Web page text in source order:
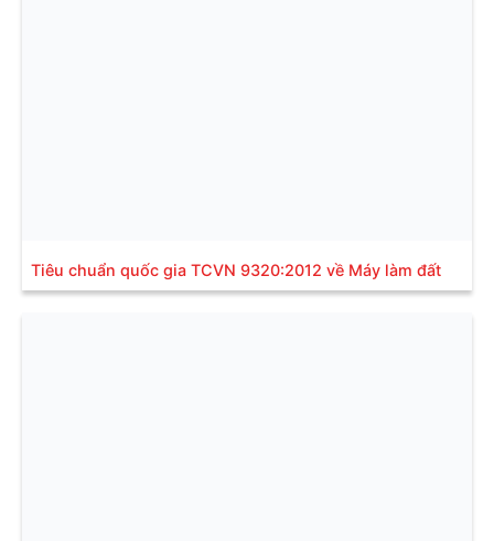
Tiêu chuẩn quốc gia TCVN 9320:2012 về Máy làm đất